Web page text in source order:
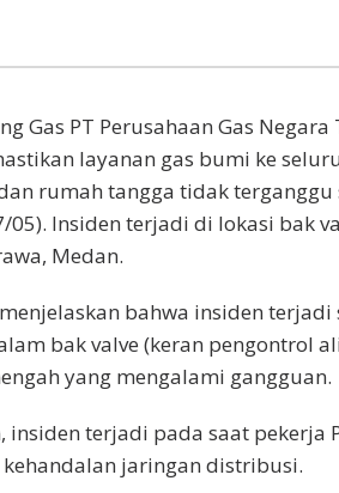
Gas PT Perusahaan Gas Negara
layanan gas bumi ke
rumah tangga tidak terganggu
Insiden terjadi di lokasi bak
Medan.
bahwa insiden
bak valve (keran pengontrol
yang mengalami gangguan.
terjadi pada saat pekerja
jaringan distribusi.